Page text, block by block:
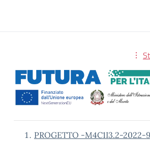
PROGETTO -M4C1I3.2-2022-